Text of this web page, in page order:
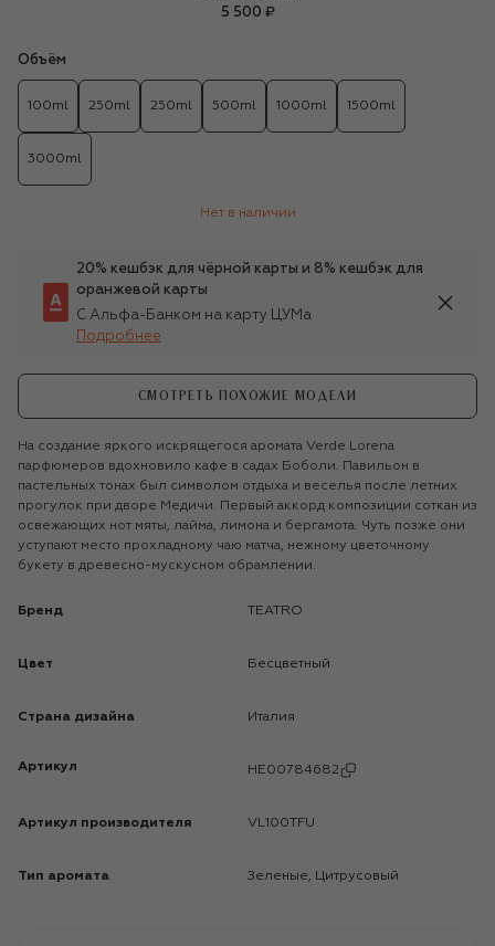
5 500 ₽
Объём
100ml 250ml 250ml 500ml 1000ml 1500ml
3000ml
Нет в наличии
20% кешбэк для чёрной карты и 8% кешбэк для
оранжевой карты
С Альфа-Банком на карту ЦУМа
Подробнее
СМОТРЕТЬ ПОХОЖИЕ МОДЕЛИ
На создание яркого искрящегося аромата Verde Lorena
парфюмеров вдохновило кафе в садах Боболи. Павильон в
пастельных тонах был символом отдыха и веселья после летних
прогулок при дворе Медичи. Первый аккорд композиции соткан из
освежающих нот мяты, лайма, лимона и бергамота. Чуть позже они
уступают место прохладному чаю матча, нежному цветочному
букету в древесно-мускусном обрамлении.
Бренд TEATRO
Цвет Бесцветный
Страна дизайна Италия
Артикул HE00784682
Артикул производителя VL100TFU
Тип аромата Зеленые, Цитрусовый